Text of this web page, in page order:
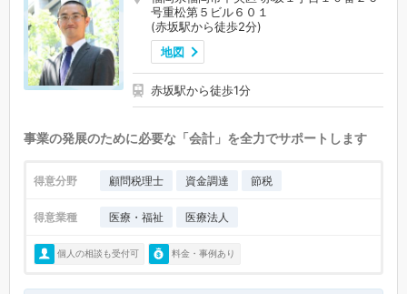
号重松第５ビル６０１
(赤坂駅から徒歩2分)
地図
赤坂駅から徒歩1分
事業の発展のために必要な「会計」を全力でサポートします
得意分野 顧問税理士 資金調達 節税
得意業種 医療・福祉 医療法人
個人の相談も受付可 料金・事例あり